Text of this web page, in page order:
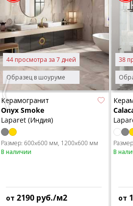
Previous
Образец в шоуруме
44 просмотра за 7 дней
Керамогранит
Onyx Smoke
Laparet (Индия)
Размер: 600x600 мм 1200x600 мм
В наличии
от 2190 руб./м2
38
В
от